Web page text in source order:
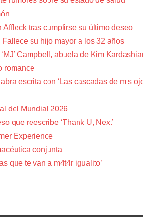
tras cumplirse su último deseo
su hijo mayor a los 32 años
Campbell, abuela de Kim
romance
escrita con ‘Las cascadas de mis
del Mundial 2026
que reescribe ‘Thank U, Next’
Experience
conjunta
que te van a m4t4r igualito’